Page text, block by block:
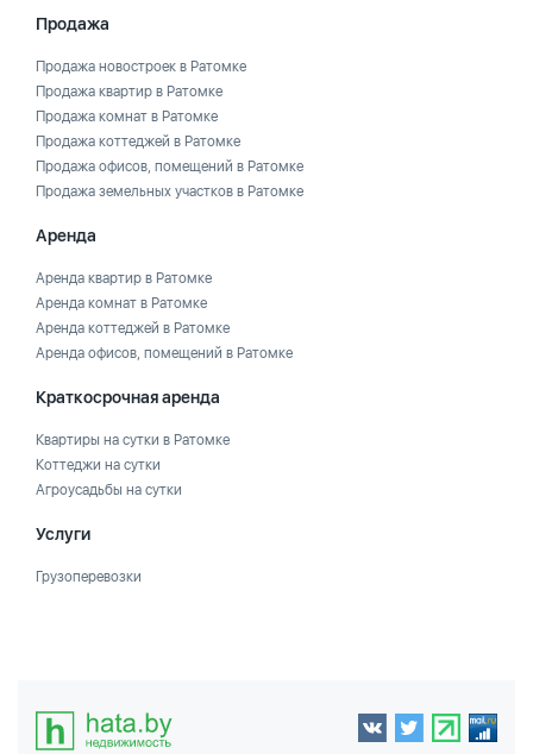
Продажа
Продажа новостроек в Ратомке
Продажа квартир в Ратомке
Продажа комнат в Ратомке
Продажа коттеджей в Ратомке
Продажа офисов, помещений в Ратомке
Продажа земельных участков в Ратомке
Аренда
Аренда квартир в Ратомке
Аренда комнат в Ратомке
Аренда коттеджей в Ратомке
Аренда офисов, помещений в Ратомке
Краткосрочная аренда
Квартиры на сутки в Ратомке
Коттеджи на сутки
Агроусадьбы на сутки
Услуги
Грузоперевозки